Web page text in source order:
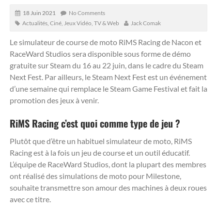
18 Juin 2021
No Comments
Actualités Ciné, Jeux Vidéo, TV & Web Jack Comak
Le simulateur de course de moto RiMS Racing de Nacon et
RaceWard Studios sera disponible sous forme de démo
gratuite sur Steam du 16 au 22 juin, dans le cadre du Steam
Next Fest. Par ailleurs, le Steam Next Fest est un événement
d’une semaine qui remplace le Steam Game Festival et fait la
promotion des jeux à venir.
RiMS Racing c’est quoi comme type de jeu ?
Plutôt que d’être un habituel simulateur de moto, RiMS
Racing est à la fois un jeu de course et un outil éducatif.
L’équipe de RaceWard Studios, dont la plupart des membres
ont réalisé des simulations de moto pour Milestone,
souhaite transmettre son amour des machines à deux roues
avec ce titre.